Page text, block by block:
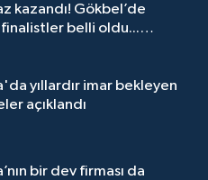
kazandı! Gökbel’de
belli oldu...
yıllardır imar bekleyen
açıklandı
bir dev firması da